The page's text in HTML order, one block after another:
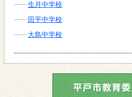
生月中学校
田平中学校
大島中学校